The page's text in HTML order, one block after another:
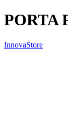
PORTA
InnovaStore